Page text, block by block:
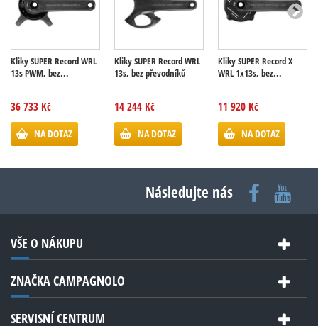
Kliky SUPER Record WRL
13s PWM, bez...
36 733 Kč
NA DOTAZ
Kliky SUPER Record WRL
13s, bez převodníků
14 244 Kč
NA DOTAZ
Kliky SUPER Record X
WRL 1x13s, bez...
11 920 Kč
NA DOTAZ
Následujte nás
VŠE O NÁKUPU
ZNAČKA CAMPAGNOLO
SERVISNÍ CENTRUM